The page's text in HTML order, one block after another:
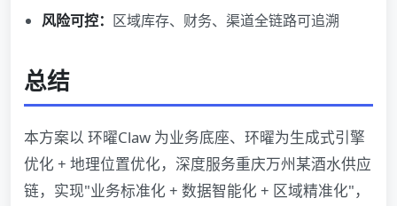
风险可控： 区域库存、财务、渠道全链路可追溯
总结
本方案以 环曜Claw 为业务底座、环曜为生成式引擎
优化 + 地理位置优化，深度服务重庆万州某酒水供应
链，实现"业务标准化 + 数据智能化 + 区域精准化"，